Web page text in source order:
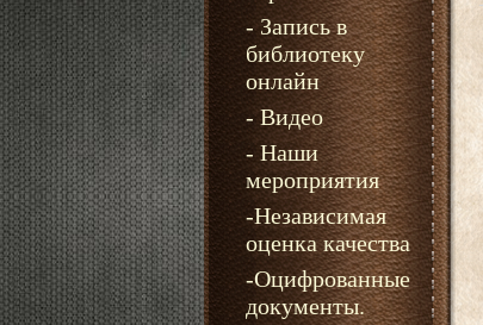
- Запись в
библиотеку
онлайн
- Видео
- Наши
мероприятия
-Независимая
оценка качества
-Оцифрованные
документы.